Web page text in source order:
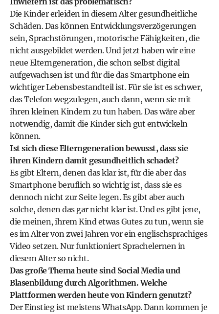
Die Kinder erleiden in diesem Alter gesundheitliche
Schäden. Das können Entwicklungsverzögerungen
sein, Sprachstörungen, motorische Fähigkeiten, die
nicht ausgebildet werden. Und jetzt haben wir eine
neue Elterngeneration, die schon selbst digital
aufgewachsen ist und für die das Smartphone ein
wichtiger Lebensbestandteil ist. Für sie ist es schwer,
das Telefon wegzulegen, auch dann, wenn sie mit
ihren kleinen Kindern zu tun haben. Das wäre aber
notwendig, damit die Kinder sich gut entwickeln
können.
Ist sich diese Elterngeneration bewusst, dass sie
ihren Kindern damit gesundheitlich schadet?
Es gibt Eltern, denen das klar ist, für die aber das
Smartphone beruflich so wichtig ist, dass sie es
dennoch nicht zur Seite legen. Es gibt aber auch
solche, denen das gar nicht klar ist. Und es gibt jene,
die meinen, ihrem Kind etwas Gutes zu tun, wenn sie
es im Alter von zwei Jahren vor ein englischsprachiges
Video setzen. Nur funktioniert Sprachelernen in
diesem Alter so nicht.
Das große Thema heute sind Social Media und
Blasenbildung durch Algorithmen. Welche
Plattformen werden heute von Kindern genutzt?
Der Einstieg ist meistens WhatsApp. Dann kommen je